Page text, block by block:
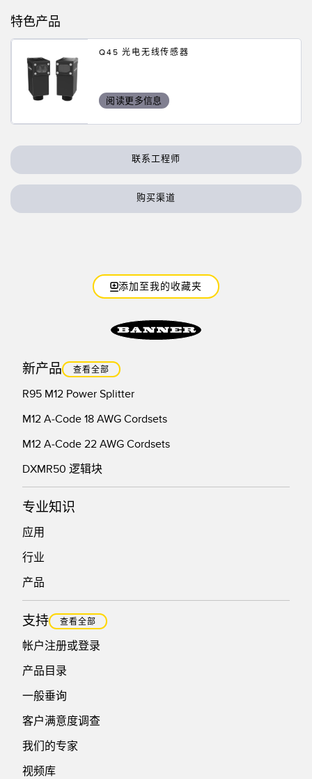
附件
线缆
软件
邦纳测量传感器软件
特色产品
Q45 光电无线传感器
阅读更多信息
联系工程师
购买渠道
添加至我的收藏夹
新产品 查看全部
R95 M12 Power Splitter
M12 A-Code 18 AWG Cordsets
M12 A-Code 22 AWG Cordsets
DXMR50 逻辑块
专业知识
应用
行业
产品
支持 查看全部
帐户注册或登录
产品目录
一般垂询
客户满意度调查
我们的专家
视频库